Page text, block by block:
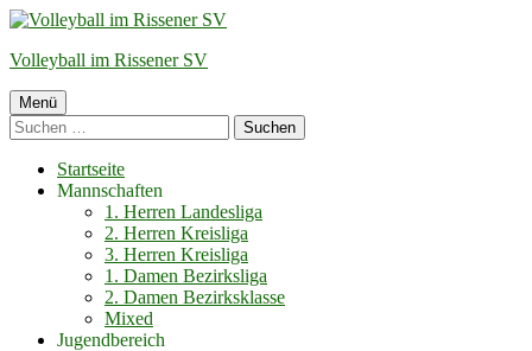
Springe
Inhalt
Volleyball im Rissener SV
Primäres
Menü
Menü
Suchen
nach:
Startseite
Mannschaften
1. Herren Landesliga
2. Herren Kreisliga
3. Herren Kreisliga
1. Damen Bezirksliga
2. Damen Bezirksklasse
Mixed
Jugendbereich